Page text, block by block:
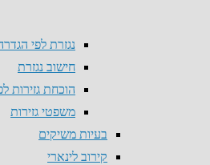
נגזרת לפי
חישוב נגזרת
הוכחת גזירות
משפטי גזירות
בעיות משיקים
קירוב לינארי